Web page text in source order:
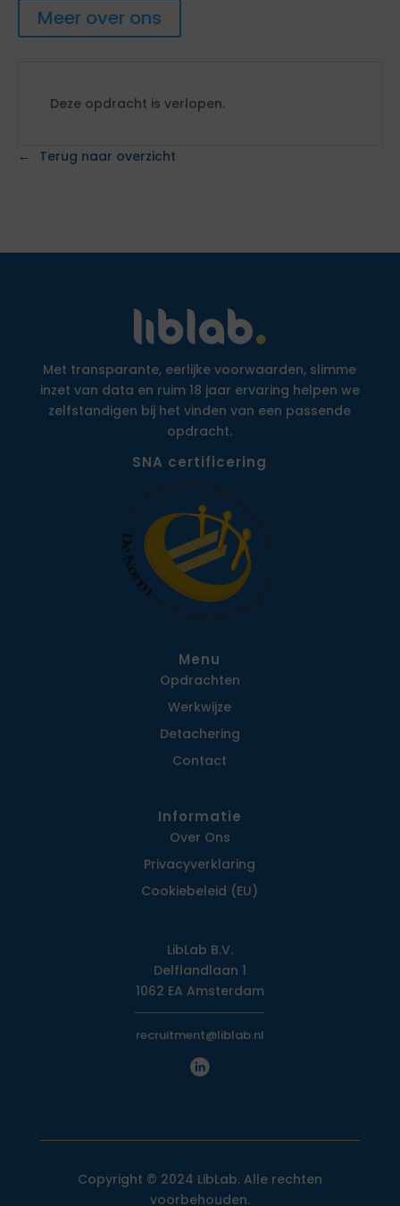
Meer over ons
Deze opdracht is verlopen.
Terug naar overzicht
Met transparante, eerlijke voorwaarden, slimme
inzet van data en ruim 18 jaar ervaring helpen we
zelfstandigen bij het vinden van een passende
opdracht.
SNA certificering
Menu
Opdrachten
Werkwijze
Detachering
Contact
Informatie
Over Ons
Privacy­verklaring
Cookiebeleid (EU)
LibLab B.V.
Delflandlaan 1
1062 EA Amsterdam
recruitment@liblab.nl
Copyright © 2024 LibLab. Alle rechten
voorbehouden.